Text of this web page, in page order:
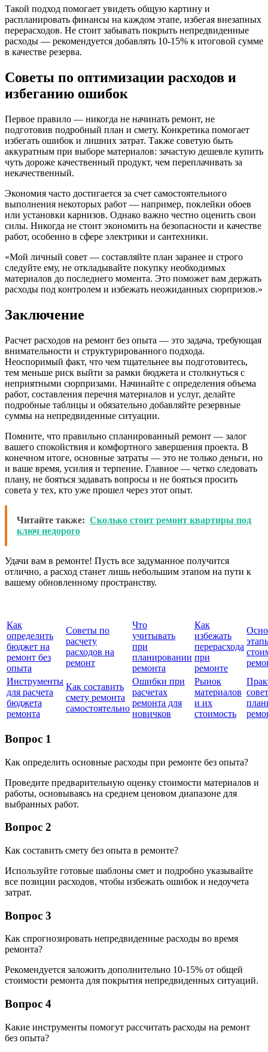
Такой подход помогает увидеть общую картину и
распланировать финансы на каждом этапе, избегая внезапных
перерасходов. Не стоит забывать покрыть непредвиденные
расходы — рекомендуется добавлять 10-15% к итоговой сумме
в качестве резерва.
Советы по оптимизации расходов и
избеганию ошибок
Первое правило — никогда не начинать ремонт, не
подготовив подробный план и смету. Конкретика помогает
избегать ошибок и лишних затрат. Также советую быть
аккуратным при выборе материалов: зачастую дешевле купить
чуть дороже качественный продукт, чем переплачивать за
некачественный.
Экономия часто достигается за счет самостоятельного
выполнения некоторых работ — например, поклейки обоев
или установки карнизов. Однако важно честно оценить свои
силы. Никогда не стоит экономить на безопасности и качестве
работ, особенно в сфере электрики и сантехники.
«Мой личный совет — составляйте план заранее и строго
следуйте ему, не откладывайте покупку необходимых
материалов до последнего момента. Это поможет вам держать
расходы под контролем и избежать неожиданных сюрпризов.»
Заключение
Расчет расходов на ремонт без опыта — это задача, требующая
внимательности и структурированного подхода.
Неоспоримый факт, что чем тщательнее вы подготовитесь,
тем меньше риск выйти за рамки бюджета и столкнуться с
неприятными сюрпризами. Начинайте с определения объема
работ, составления перечня материалов и услуг, делайте
подробные таблицы и обязательно добавляйте резервные
суммы на непредвиденные ситуации.
Помните, что правильно спланированный ремонт — залог
вашего спокойствия и комфортного завершения проекта. В
конечном итоге, основные затраты — это не только деньги, но
и ваше время, усилия и терпение. Главное — четко следовать
плану, не бояться задавать вопросы и не бояться просить
совета у тех, кто уже прошел через этот опыт.
Читайте также: Сколько стоит ремонт квартиры под
ключ недорого
Удачи вам в ремонте! Пусть все задуманное получится
отлично, а расход станет лишь небольшим этапом на пути к
вашему обновленному пространству.
Как
определить
бюджет на
ремонт без
опыта
Советы по
расчету
расходов на
ремонт
Что
учитывать
при
планировании
ремонта
Как
избежать
перерасхода
при
ремонте
Инструменты
для расчета
бюджета
ремонта
Как составить
смету ремонта
самостоятельно
Ошибки при
расчетах
ремонта для
новичков
Рынок
материалов
и их
стоимость
Вопрос 1
Как определить основные расходы при ремонте без опыта?
Проведите предварительную оценку стоимости материалов и
работы, основываясь на среднем ценовом диапазоне для
выбранных работ.
Вопрос 2
Как составить смету без опыта в ремонте?
Используйте готовые шаблоны смет и подробно указывайте
все позиции расходов, чтобы избежать ошибок и недоучета
затрат.
Вопрос 3
Как спрогнозировать непредвиденные расходы во время
ремонта?
Рекомендуется заложить дополнительно 10-15% от общей
стоимости ремонта для покрытия непредвиденных ситуаций.
Вопрос 4
Какие инструменты помогут рассчитать расходы на ремонт
без опыта?